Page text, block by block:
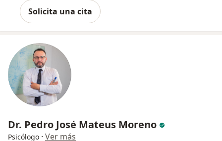
Solicita una cita
Dr. Pedro José Mateus Moreno
Psicólogo · Ver más